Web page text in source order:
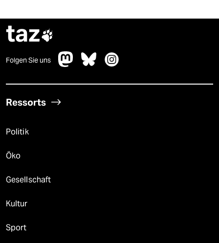
taz
Folgen Sie uns
Ressorts
Politik
Öko
Gesellschaft
Kultur
Sport